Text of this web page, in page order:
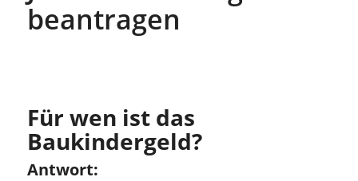
beantragen
Für wen ist das
Baukindergeld?
Antwort: